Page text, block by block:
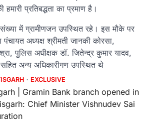
हमारी प्रतिबद्धता का प्रमाण है।
संख्या में ग्रामीणजन उपस्थित रहे। इस मौके पर
पंचायत अध्यक्ष श्रीमती जानकी कोरसा,
पुलिस अधीक्षक डॉ. जितेन्द्र कुमार यादव,
सहित अन्य अधिकारीगण उपस्थित थे
EXCLUSIVE
| Gramin Bank branch opened in
Chief Minister Vishnudev Sai